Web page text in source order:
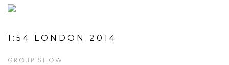
1:54 LONDON 2014
GROUP SHOW